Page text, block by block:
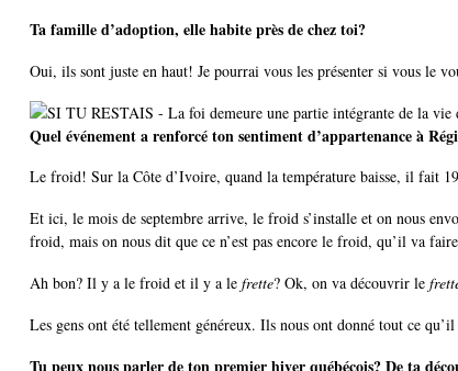
Ta famille d’adoption, elle habite près de chez toi?
Oui, ils sont juste en haut! Je pourrai vous les présenter si vous le
Quel événement a renforcé ton sentiment d’appartenance à
Le froid! Sur la Côte d’Ivoire, quand la température baisse, il fait
Et ici, le mois de septembre arrive, le froid s’installe et on nous
froid, mais on nous dit que ce n’est pas encore le froid, qu’il va
Ah bon? Il y a le froid et il y a le frette? Ok, on va découvrir le
Les gens ont été tellement généreux. Ils nous ont donné tout ce
Tu peux nous parler de ton premier hiver québécois? De ta